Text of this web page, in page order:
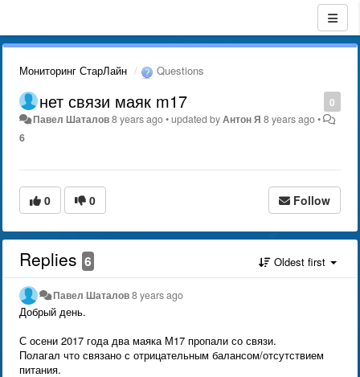
Мониторинг СтарЛайн Questions
0
нет связи маяк m17
Павел Шаталов8 years ago•updated byАнтон Я 8 years ago•
6
0 0 Follow
Replies 6 Oldest first
Павел Шаталов8 years ago
Добрый день.
С осени 2017 года два маяка М17 пропали со связи.
Полагал что связано с отрицательным балансом/отсутствием
питания.